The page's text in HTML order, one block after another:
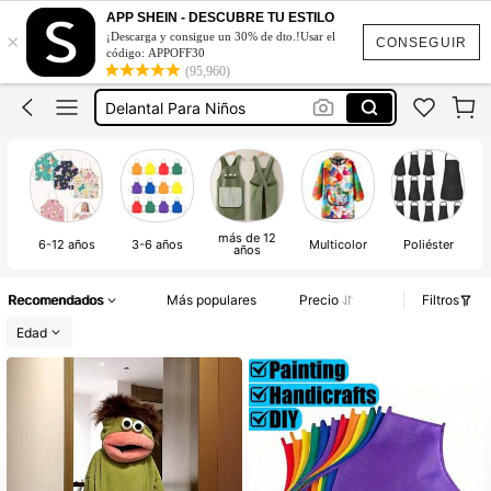
CONSEGUIR
×
APP SHEIN - DESCUBRE TU ESTILO
¡Descarga y consigue un 30% de dto.!Usar el
código: APPOFF30
(95,960)
Delantal De Cocina Para Niña
Delantal Para Pintar
Delantal Para Pintar Niña
Delantal Para Niños
Delantal De Cocina Para Niña
Delantal Para Pintar
6-12 años 3-6 años más de 12
años Multicolor Poliéster
Recomendados Más populares Precio
Filtros
Edad